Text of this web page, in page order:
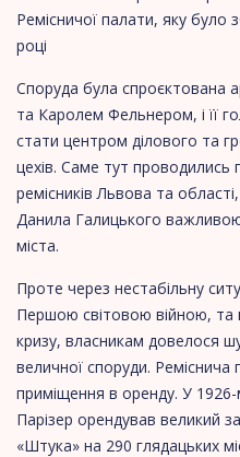
Ремісничої палати, яку
році
Споруда була спроєктована
та Каролем Фельнером, і її
стати центром ділового та
цехів. Саме тут проводились
ремісників Львова та
Данила Галицького
міста.
​Проте через нестабільну
Першою світовою війною, та
кризу, власникам довелося
величної споруди.
приміщення в оренду. У
Парізер орендував великий
«Штука» на 290 глядацьких